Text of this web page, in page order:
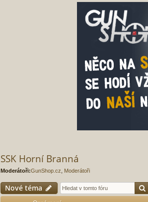
SSK Horní Branná
Moderátoři:GunShop.cz Moderátoři
Nové téma